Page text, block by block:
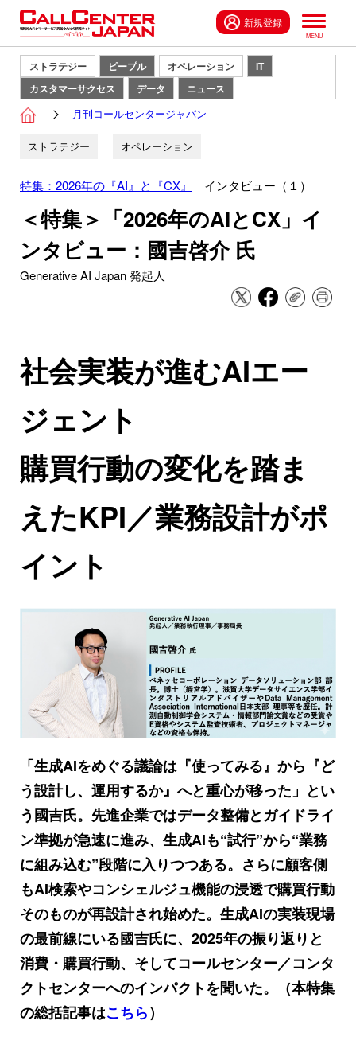
新規登録
ストラテジー ピープル オペレーション
IT
カスタマーサクセス
データ ニュース
月刊コールセンタージャパン
ストラテジー オペレーション
特集：2026年の『AI』と『CX』 インタビュー（１）
＜特集＞「2026年のAIとCX」イ
ンタビュー：國吉啓介 氏
Generative AI Japan 発起人
社会実装が進むAIエー
ジェント
購買行動の変化を踏ま
えたKPI／業務設計がポ
イント
「生成AIをめぐる議論は『使ってみる』から『ど
う設計し、運用するか』へと重心が移った」とい
う國吉氏。先進企業ではデータ整備とガイドライ
ン準拠が急速に進み、生成AIも“試行”から“業務
に組み込む”段階に入りつつある。さらに顧客側
もAI検索やコンシェルジュ機能の浸透で購買行動
そのものが再設計され始めた。生成AIの実装現場
の最前線にいる國吉氏に、2025年の振り返りと
消費・購買行動、そしてコールセンター／コンタ
クトセンターへのインパクトを聞いた。（本特集
の総括記事はこちら）